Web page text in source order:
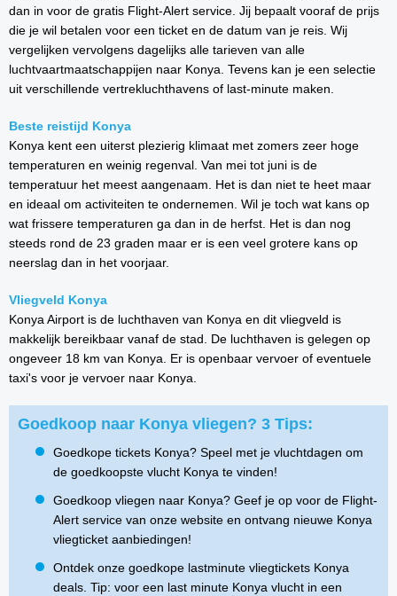
dan in voor de gratis Flight-Alert service. Jij bepaalt vooraf de prijs
die je wil betalen voor een ticket en de datum van je reis. Wij
vergelijken vervolgens dagelijks alle tarieven van alle
luchtvaartmaatschappijen naar Konya. Tevens kan je een selectie
uit verschillende vertrekluchthavens of last-minute maken.
Beste reistijd Konya
Konya kent een uiterst plezierig klimaat met zomers zeer hoge
temperaturen en weinig regenval. Van mei tot juni is de
temperatuur het meest aangenaam. Het is dan niet te heet maar
en ideaal om activiteiten te ondernemen. Wil je toch wat kans op
wat frissere temperaturen ga dan in de herfst. Het is dan nog
steeds rond de 23 graden maar er is een veel grotere kans op
neerslag dan in het voorjaar.
Vliegveld Konya
Konya Airport is de luchthaven van Konya en dit vliegveld is
makkelijk bereikbaar vanaf de stad. De luchthaven is gelegen op
ongeveer 18 km van Konya. Er is openbaar vervoer of eventuele
taxi's voor je vervoer naar Konya.
Goedkoop naar Konya vliegen? 3 Tips:
Goedkope tickets Konya? Speel met je vluchtdagen om
de goedkoopste vlucht Konya te vinden!
Goedkoop vliegen naar Konya? Geef je op voor de Flight-
Alert service van onze website en ontvang nieuwe Konya
vliegticket aanbiedingen!
Ontdek onze goedkope lastminute vliegtickets Konya
deals. Tip: voor een last minute Konya vlucht in een